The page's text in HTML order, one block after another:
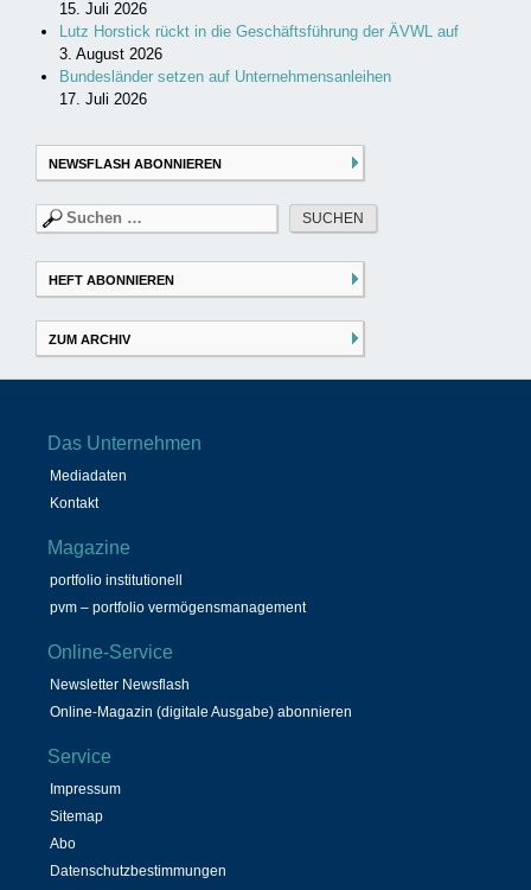
15. Juli 2026
Lutz Horstick rückt in die Geschäftsführung der ÄVWL auf
3. August 2026
Bundesländer setzen auf Unternehmensanleihen
17. Juli 2026
NEWSFLASH ABONNIEREN
Suchen
nach:
HEFT ABONNIEREN
ZUM ARCHIV
Das Unternehmen
Mediadaten
Kontakt
Magazine
portfolio institutionell
pvm – portfolio vermögensmanagement
Online-Service
Newsletter Newsflash
Online-Magazin (digitale Ausgabe) abonnieren
Service
Impressum
Sitemap
Abo
Datenschutzbestimmungen